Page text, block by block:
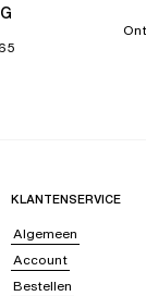
KLANTENSERVICE
Algemeen
Account
Bestellen